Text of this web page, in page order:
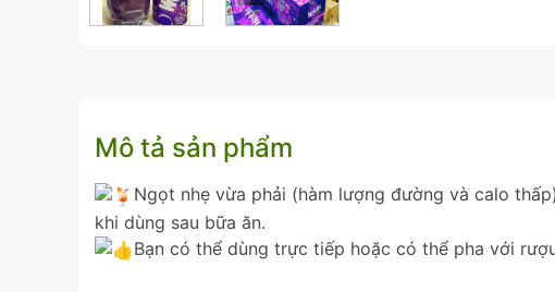
Mô tả sản phẩm
Ngọt nhẹ vừa phải (hàm lượng đường và calo
khi dùng sau bữa ăn.
Bạn có thể dùng trực tiếp hoặc có thể pha với